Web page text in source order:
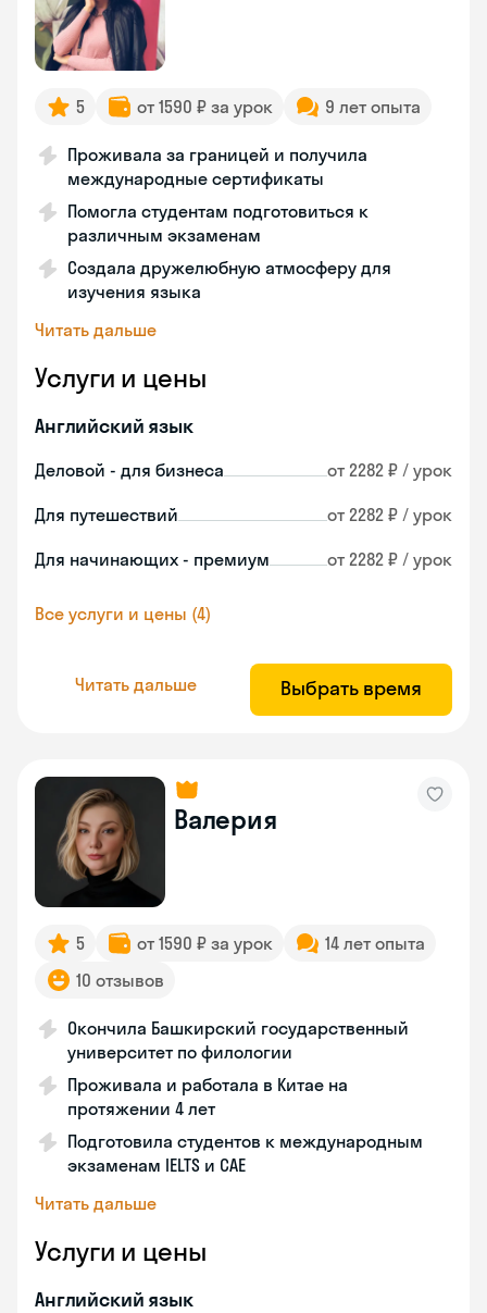
5 от 1590 ₽ за урок 9 лет опыта
Проживала за границей и получила
международные сертификаты
Помогла студентам подготовиться к
различным экзаменам
Создала дружелюбную атмосферу для
изучения языка
Читать дальше
Услуги и цены
Английский язык
Деловой - для бизнеса от 2282 ₽ / урок
Для путешествий от 2282 ₽ / урок
Для начинающих - премиум от 2282 ₽ / урок
Все услуги и цены (4)
Читать дальше Выбрать время
Валерия
5 от 1590 ₽ за урок
14 лет опыта
10 отзывов
Окончила Башкирский государственный
университет по филологии
Проживала и работала в Китае на
протяжении 4 лет
Подготовила студентов к международным
экзаменам IELTS и CAE
Читать дальше
Услуги и цены
Английский язык